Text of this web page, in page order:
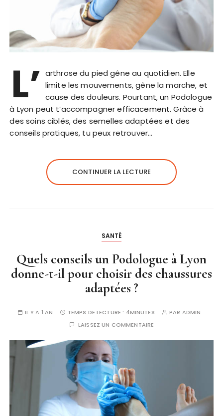
L’ arthrose du pied gêne au quotidien. Elle
limite les mouvements, gêne la marche, et
cause des douleurs. Pourtant, un Podologue
à Lyon peut t’accompagner efficacement. Grâce à
des soins ciblés, des semelles adaptées et des
conseils pratiques, tu peux retrouver…
CONTINUER LA LECTURE
SANTÉ
Quels conseils un Podologue à Lyon
donne-t-il pour choisir des chaussures
adaptées ?
IL Y A 1 AN TEMPS DE LECTURE : 4MINUTES PAR ADMIN
LAISSEZ UN COMMENTAIRE